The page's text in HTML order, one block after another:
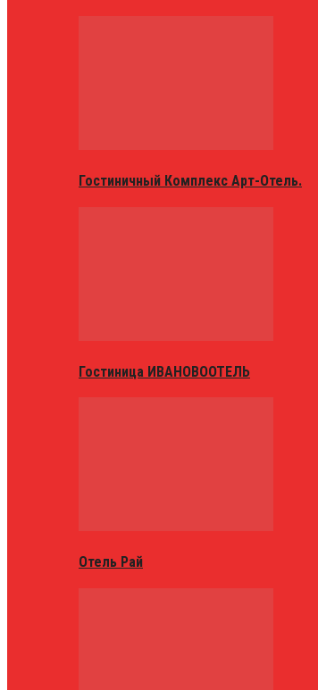
Гостиничный Комплекс Арт-Отель.
Гостиница ИВАНОВООТЕЛЬ
Отель Рай